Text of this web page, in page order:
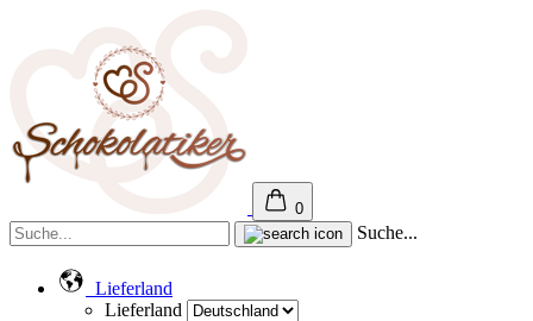
0
Suche...
Lieferland
Lieferland